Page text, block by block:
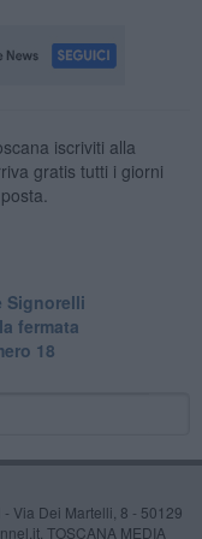
iscriviti alla
gratis tutti i giorni
Signorelli
fermata
18
Via Dei Martelli, 8 - 50129
TOSCANA MEDIA